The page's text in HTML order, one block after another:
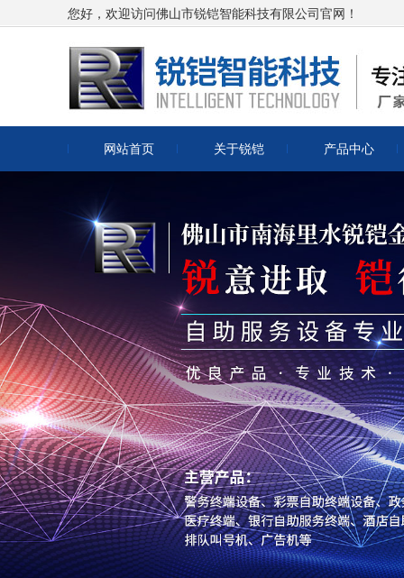
您好，欢迎访问佛山市锐铠智能科技有限公司官网！
网站首页 关于锐铠 产品中心